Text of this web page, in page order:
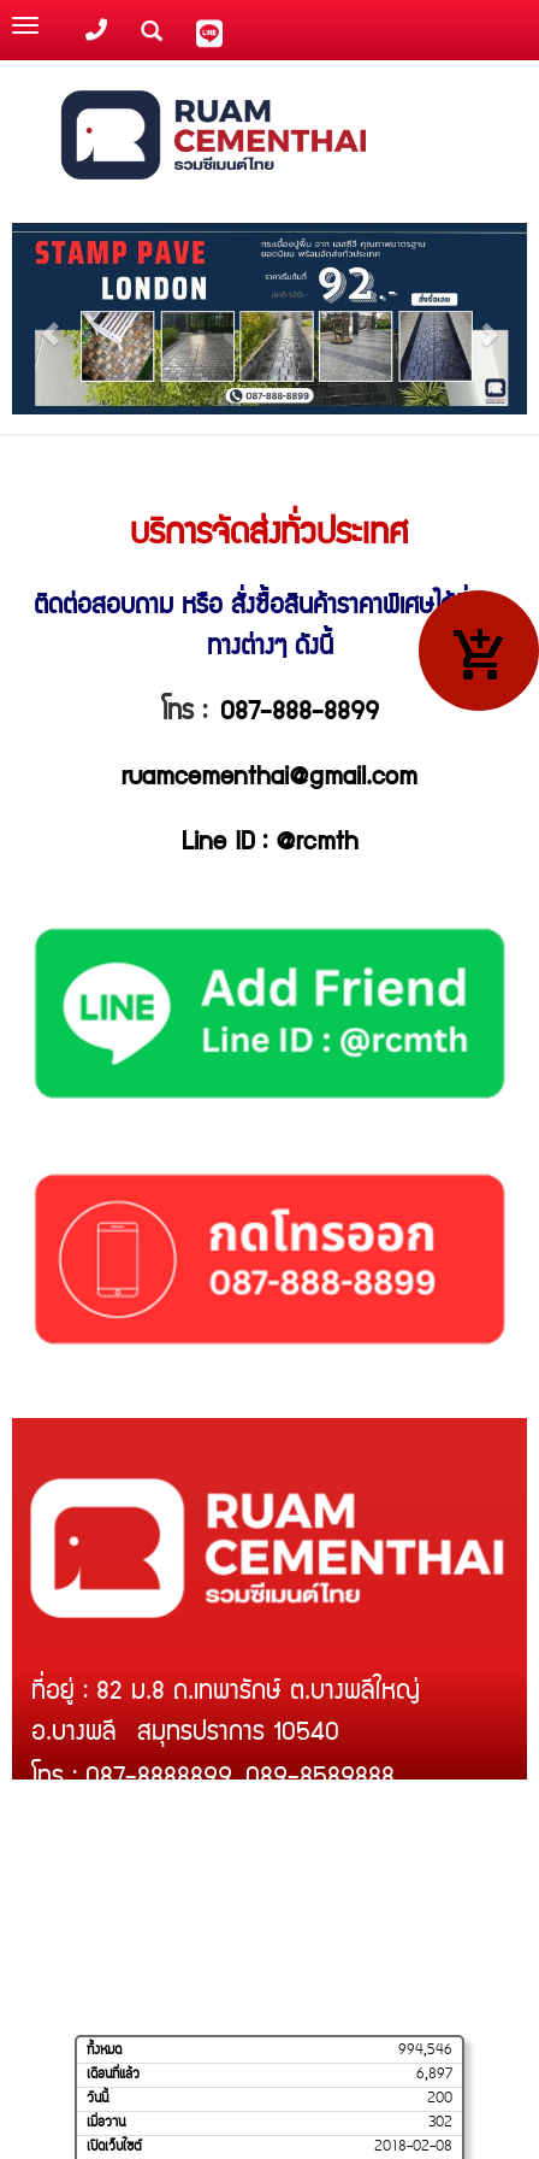
Toggle
navigation
บริการจัดส่งทั่วประเทศ
ติดต่อสอบถาม หรือ สั่งซื้อสินค้าราคาพิเศษได้ที่ช่อง
ทางต่างๆ ดังนี้
โทร : 087-888-8899
ruamcementhai@gmail.com
Line ID : @rcmth
ที่อยู่ : 82 ม.8 ถ.เทพารักษ์ ต.บางพลีใหญ่
อ.บางพลี สมุทรปราการ 10540
โทร : 087-8888899, 089-8589888
ทั้งหมด
994,546
เดือนที่แล้ว
6,897
วันนี้
200
เมื่อวาน
302
เปิดเว็บไซต์
2018-02-08